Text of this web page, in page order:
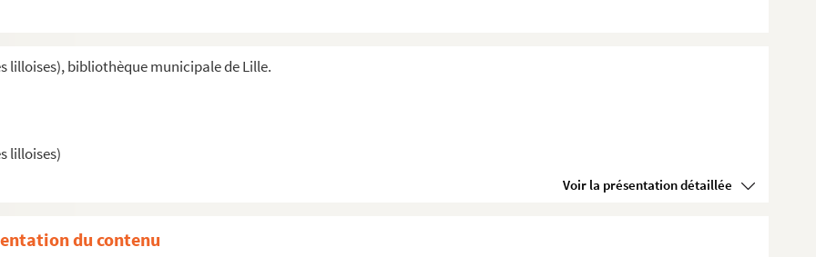
lilloises), bibliothèque municipale de Lille.
lilloises)
Voir la présentation détaillée
et famille
du contenu